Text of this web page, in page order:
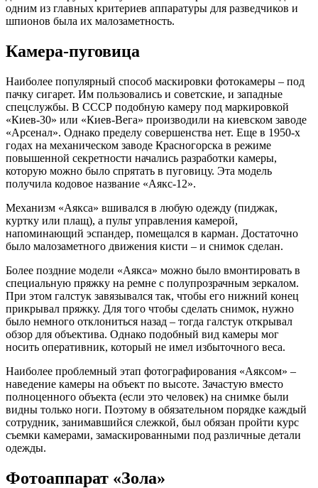
одним из главных критериев аппаратуры для разведчиков и
шпионов была их малозаметность.
Камера-пуговица
Наиболее популярный способ маскировки фотокамеры – под
пачку сигарет. Им пользовались и советские, и западные
спецслужбы. В СССР подобную камеру под маркировкой
«Киев-30» или «Киев-Вега» производили на киевском заводе
«Арсенал». Однако пределу совершенства нет. Еще в 1950-х
годах на механическом заводе Красногорска в режиме
повышенной секретности начались разработки камеры,
которую можно было спрятать в пуговицу. Эта модель
получила кодовое название «Аякс-12».
Механизм «Аякса» вшивался в любую одежду (пиджак,
куртку или плащ), а пульт управления камерой,
напоминающий эспандер, помещался в карман. Достаточно
было малозаметного движения кисти – и снимок сделан.
Более поздние модели «Аякса» можно было вмонтировать в
специальную пряжку на ремне с полупрозрачным зеркалом.
При этом галстук завязывался так, чтобы его нижний конец
прикрывал пряжку. Для того чтобы сделать снимок, нужно
было немного отклониться назад – тогда галстук открывал
обзор для объектива. Однако подобный вид камеры мог
носить оперативник, который не имел избыточного веса.
Наиболее проблемный этап фотографирования «Аяксом» –
наведение камеры на объект по высоте. Зачастую вместо
полноценного объекта (если это человек) на снимке были
видны только ноги. Поэтому в обязательном порядке каждый
сотрудник, занимавшийся слежкой, был обязан пройти курс
съемки камерами, замаскированными под различные детали
одежды.
Фотоаппарат «Зола»